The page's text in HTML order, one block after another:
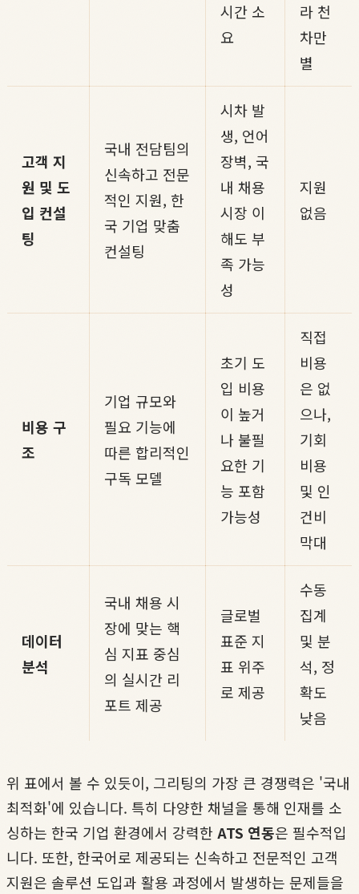
시간 소
요
라 천
차만
별
고객 지
원 및 도
입 컨설
팅
국내 전담팀의
신속하고 전문
적인 지원, 한
국 기업 맞춤
컨설팅
시차 발
생, 언어
장벽, 국
내 채용
시장 이
해도 부
족 가능
성
지원
없음
비용 구
조
기업 규모와
필요 기능에
따른 합리적인
구독 모델
초기 도
입 비용
이 높거
나 불필
요한 기
능 포함
가능성
직접
비용
은 없
으나,
기회
비용
및 인
건비
막대
데이터
분석
국내 채용 시
장에 맞는 핵
심 지표 중심
의 실시간 리
포트 제공
글로벌
표준 지
표 위주
로 제공
수동
집계
및 분
석, 정
확도
낮음
위 표에서 볼 수 있듯이, 그리팅의 가장 큰 경쟁력은 '국내
최적화'에 있습니다. 특히 다양한 채널을 통해 인재를 소
싱하는 한국 기업 환경에서 강력한 ATS 연동은 필수적입
니다. 또한, 한국어로 제공되는 신속하고 전문적인 고객
지원은 솔루션 도입과 활용 과정에서 발생하는 문제들을